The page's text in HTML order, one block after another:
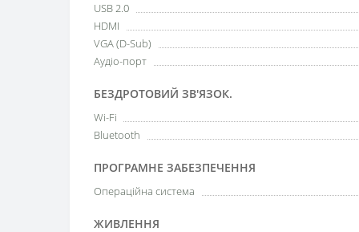
USB 2.0
HDMI
VGA (D-Sub)
Аудіо-порт
БЕЗДРОТОВИЙ ЗВ'ЯЗОК.
Wi-Fi
Bluetooth
ПРОГРАМНЕ ЗАБЕЗПЕЧЕННЯ
Операційна система
ЖИВЛЕННЯ